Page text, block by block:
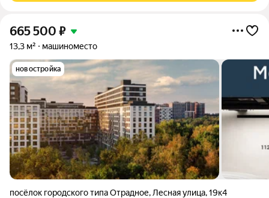
665 500 ₽
13,3 м² машиноместо
новостройка
посёлок городского типа Отрадное, Лесная улица,19к4